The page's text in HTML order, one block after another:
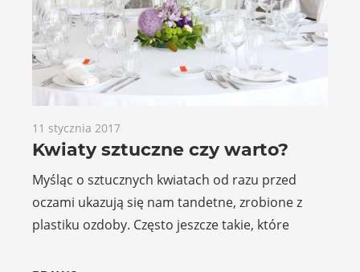
11 stycznia 2017
Kwiaty sztuczne czy warto?
Myśląc o sztucznych kwiatach od razu przed
oczami ukazują się nam tandetne, zrobione z
plastiku ozdoby. Często jeszcze takie, które